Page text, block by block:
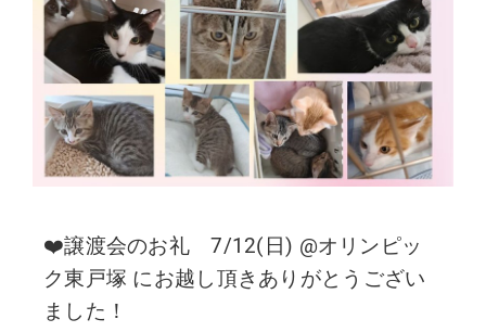
❤️譲渡会のお礼 7/12(日) @オリンピッ
ク東戸塚 にお越し頂きありがとうござい
ました！